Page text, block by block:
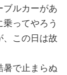
ブルカーがあ
ってやろう
、この日は故
で止まらぬ